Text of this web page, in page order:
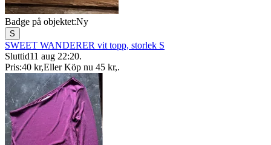
Badge på objektet:Ny
S
SWEET WANDERER vit topp, storlek S
Sluttid11 aug 22:20.
Pris:40 kr,Eller Köp nu 45 kr,.